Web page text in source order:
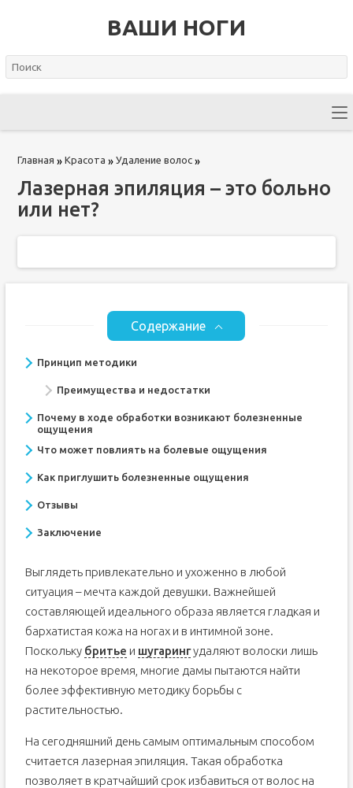
ВАШИ НОГИ
Главная » Красота » Удаление волос»
Лазерная эпиляция – это больно
или нет?
Содержание
Принцип методики
Преимущества и недостатки
Почему в ходе обработки возникают болезненные
ощущения
Что может повлиять на болевые ощущения
Как приглушить болезненные ощущения
Отзывы
Заключение
Выглядеть привлекательно и ухоженно в любой
ситуация – мечта каждой девушки. Важнейшей
составляющей идеального образа является гладкая и
бархатистая кожа на ногах и в интимной зоне.
Поскольку бритье и шугарингудаляют волоски лишь
на некоторое время, многие дамы пытаются найти
более эффективную методику борьбы с
растительностью.
На сегодняшний день самым оптимальным способом
считается лазерная эпиляция. Такая обработка
позволяет в кратчайший срок избавиться от волос на